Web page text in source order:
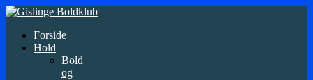
Forside
Hold
Bold
og